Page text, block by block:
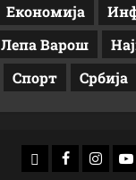
Економија
Лепа Варош
Спорт Србија
доwнлоад
Фацебоок